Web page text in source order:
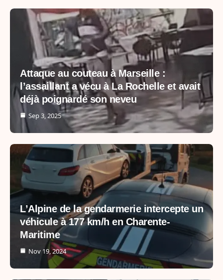
Attaque au couteau à Marseille :
l’assaillant a vécu à La Rochelle et avait
déjà poignardé son neveu
Sep 3, 2025
L’Alpine de la gendarmerie intercepte un
véhicule à 177 km/h en Charente-
Maritime
Nov 19, 2024